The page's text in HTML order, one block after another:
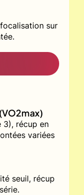
sur
3), récup en
variées
seuil, récup